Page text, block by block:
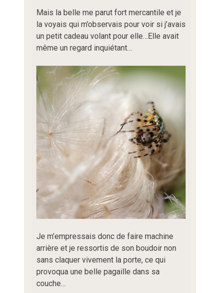
Mais la belle me parut fort mercantile et je
la voyais qui m’observais pour voir si j’avais
un petit cadeau volant pour elle…Elle avait
même un regard inquiétant…
Je m’empressais donc de faire machine
arrière et je ressortis de son boudoir non
sans claquer vivement la porte, ce qui
provoqua une belle pagaille dans sa
couche…